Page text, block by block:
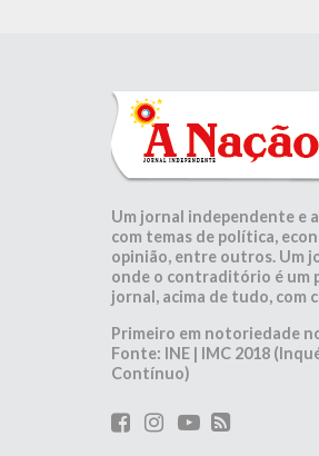
Um jornal independente e
com temas de política,
opinião, entre outros. Um
onde o contraditório é um
jornal, acima de tudo, com
Primeiro em notoriedade
Fonte: INE | IMC 2018
Contínuo)